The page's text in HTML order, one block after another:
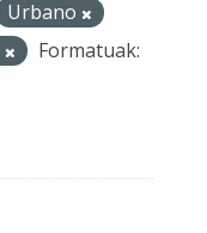
Urbano
Formatuak: